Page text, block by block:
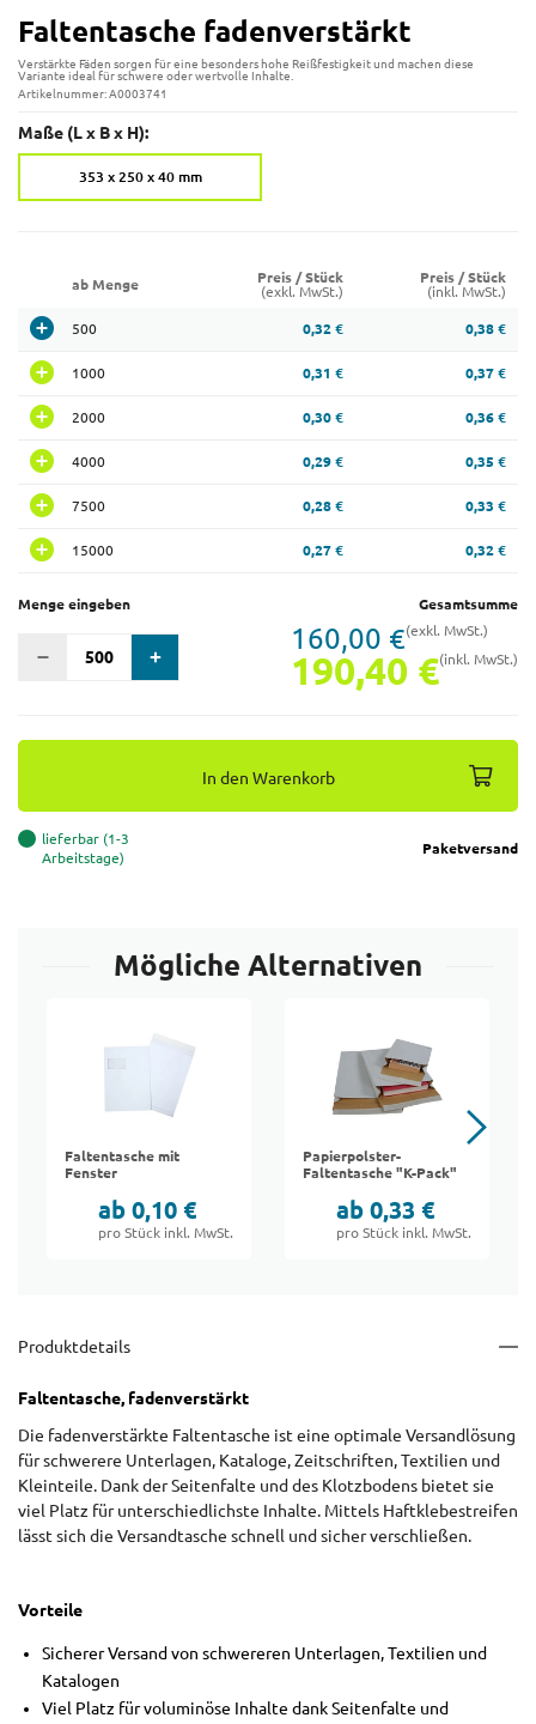
Faltentasche fadenverstärkt
Verstärkte Fäden sorgen für eine besonders hohe Reißfestigkeit und machen diese
Variante ideal für schwere oder wertvolle Inhalte.
Artikelnummer: A0003741
Maße (L x B x H):
353 x 250 x 40 mm
ab Menge
Preis / Stück
(exkl. MwSt.)
Preis / Stück
(inkl. MwSt.)
500 0,32 € 0,38 €
1000 0,31 € 0,37 €
2000 0,30 € 0,36 €
4000 0,29 € 0,35 €
7500 0,28 € 0,33 €
15000 0,27 € 0,32 €
Menge eingeben Gesamtsumme
160,00 €(exkl. MwSt.)
190,40 €(inkl. MwSt.)
In den Warenkorb
lieferbar (1-3
Arbeitstage)
Paketversand
Mögliche Alternativen
Faltentasche mit
Fenster
ab 0,10 €
pro Stück inkl. MwSt.
Papierpolster-
Faltentasche "K-Pack"
ab 0,33 €
pro Stück inkl. MwSt.
Produktdetails
Faltentasche, fadenverstärkt
Die fadenverstärkte Faltentasche ist eine optimale Versandlösung
für schwerere Unterlagen, Kataloge, Zeitschriften, Textilien und
Kleinteile. Dank der Seitenfalte und des Klotzbodens bietet sie
viel Platz für unterschiedlichste Inhalte. Mittels Haftklebestreifen
lässt sich die Versandtasche schnell und sicher verschließen.
Vorteile
Sicherer Versand von schwereren Unterlagen, Textilien und
Katalogen
Viel Platz für voluminöse Inhalte dank Seitenfalte und